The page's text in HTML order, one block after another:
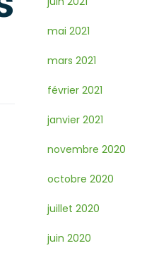
mai 2021
mars 2021
février 2021
janvier 2021
novembre 2020
octobre 2020
juillet 2020
juin 2020